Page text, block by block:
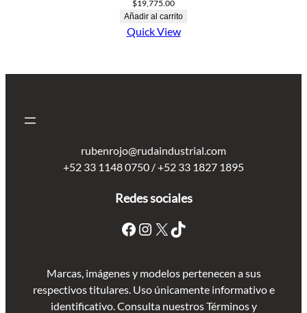
$19,775.00
Añadir al carrito
Quick View
rubenrojo@rudaindustrial.com
+52 33 1148 0750 / +52 33 1827 1895
Redes sociales
Marcas, imágenes y modelos pertenecen a sus
respectivos titulares. Uso únicamente informativo e
identificativo. Consulta nuestros Términos y